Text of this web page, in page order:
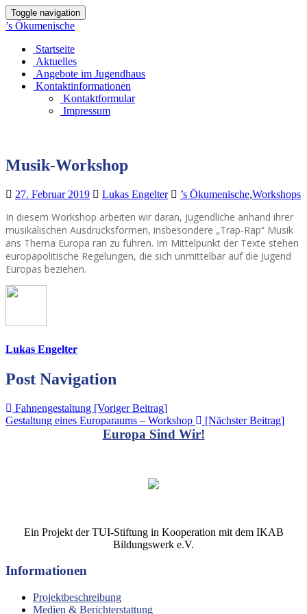
Toggle navigation
’s Ökumenische
Startseite
Aktuelles
Angebote im Jugendhaus
Kontaktinformationen
Kontaktformular
Impressum
Musik-Workshop
27. Februar 2019 Lukas Engelter ’s Ökumenische,Workshops
In diesem Workshop arbeiten wir daran, Jugendliche anhand ihrer
musikalischen Ausdrucksformen, insbesondere „Trap-Rap“ Musik
ans Thema Europa ran zu führen. Im Mittelpunkt der Texte stehen
europapolitische Regelungen, die sich unmittelbar auf die Jugend
Europas beziehen.
Lukas Engelter
Post Navigation
Fahnengestaltung [Voriger Beitrag]
Gestaltung eines Europaraums – Workshop
[Nächster Beitrag]
Europa Sind Wir!
Ein Projekt der TUI-Stiftung in Kooperation mit dem IKAB
Bildungswerk e.V.
Informationen
Projektbeschreibung
Medien & Berichterstattung